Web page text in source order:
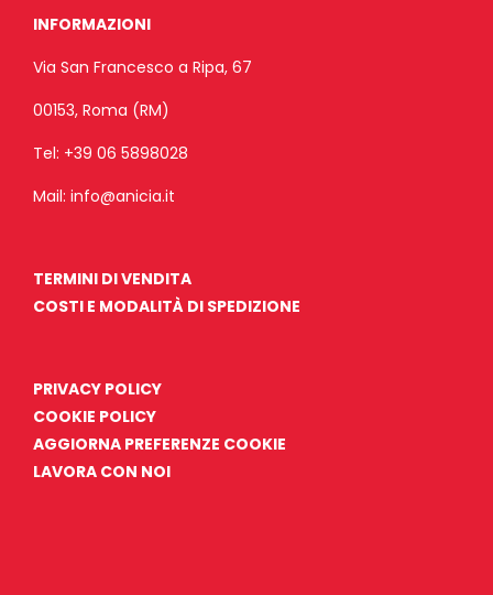
INFORMAZIONI
Via San Francesco a Ripa, 67
00153, Roma (RM)
Tel: +39 06 5898028
Mail: info@anicia.it
TERMINI DI VENDITA
COSTI E MODALITÀ DI SPEDIZIONE
PRIVACY POLICY
COOKIE POLICY
AGGIORNA PREFERENZE COOKIE
LAVORA CON NOI